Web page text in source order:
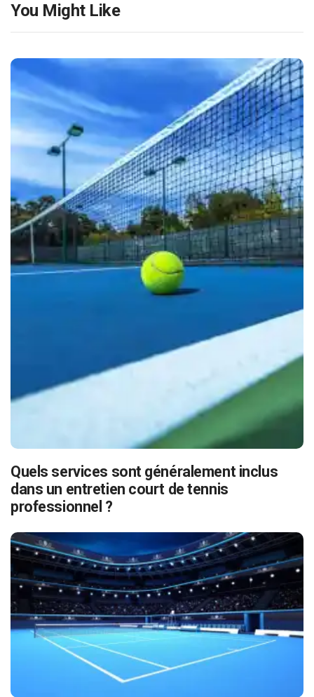
You Might Like
Quels services sont généralement inclus
dans un entretien court de tennis
professionnel ?